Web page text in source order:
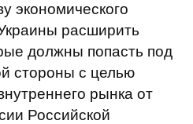
экономического
расширить
должны попасть под
стороны с целью
рынка от
Российской